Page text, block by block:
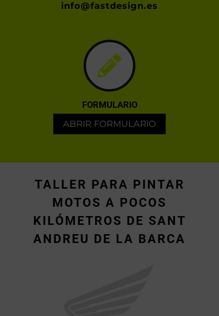
info@fastdesign.es
FORMULARIO
ABRIR FORMULARIO
TALLER PARA PINTAR
MOTOS A POCOS
KILÓMETROS DE SANT
ANDREU DE LA BARCA